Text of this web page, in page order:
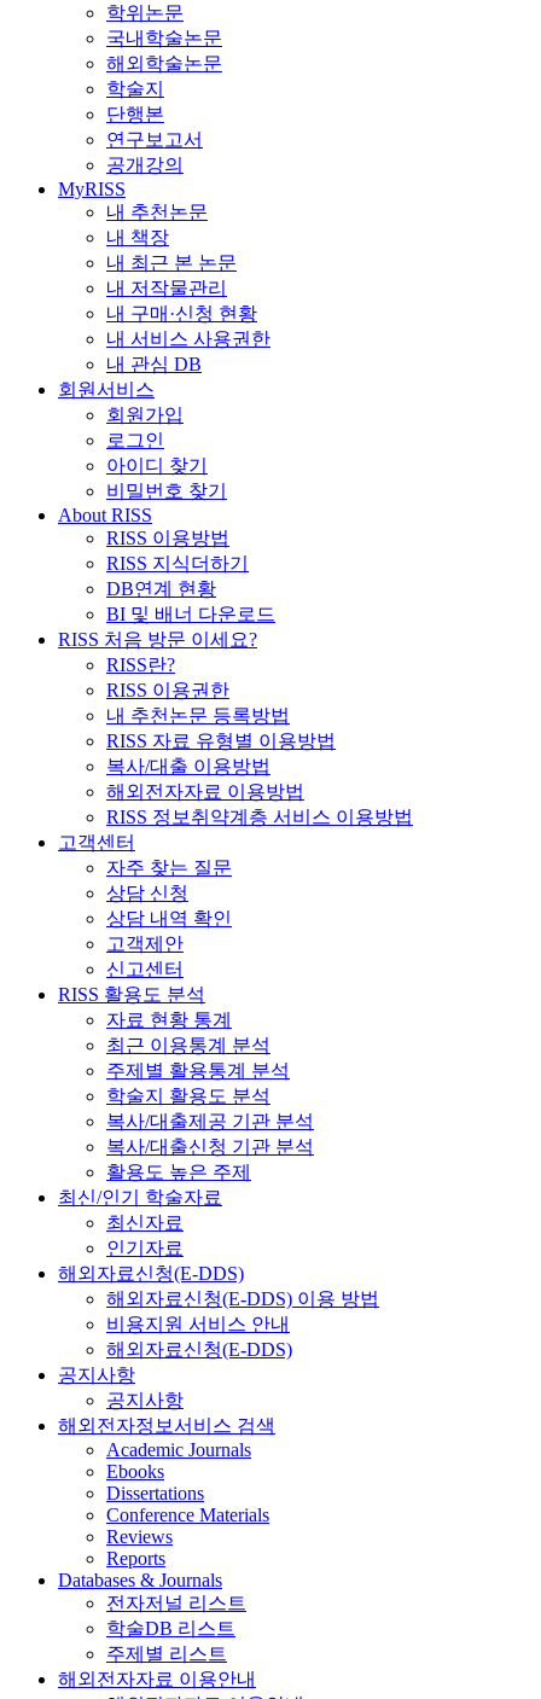
학위논문
국내학술논문
해외학술논문
학술지
단행본
연구보고서
공개강의
MyRISS
내 추천논문
내 책장
내 최근 본 논문
내 저작물관리
내 구매·신청 현황
내 서비스 사용권한
내 관심 DB
회원서비스
회원가입
로그인
아이디 찾기
비밀번호 찾기
About RISS
RISS 이용방법
RISS 지식더하기
DB연계 현황
BI 및 배너 다운로드
RISS 처음 방문 이세요?
RISS란?
RISS 이용권한
내 추천논문 등록방법
RISS 자료 유형별 이용방법
복사/대출 이용방법
해외전자자료 이용방법
RISS 정보취약계층 서비스 이용방법
고객센터
자주 찾는 질문
상담 신청
상담 내역 확인
고객제안
신고센터
RISS 활용도 분석
자료 현황 통계
최근 이용통계 분석
주제별 활용통계 분석
학술지 활용도 분석
복사/대출제공 기관 분석
복사/대출신청 기관 분석
활용도 높은 주제
최신/인기 학술자료
최신자료
인기자료
해외자료신청(E-DDS)
해외자료신청(E-DDS) 이용 방법
비용지원 서비스 안내
해외자료신청(E-DDS)
공지사항
공지사항
해외전자정보서비스 검색
Academic Journals
Ebooks
Dissertations
Conference Materials
Reviews
Reports
Databases & Journals
전자저널 리스트
학술DB 리스트
주제별 리스트
해외전자자료 이용안내